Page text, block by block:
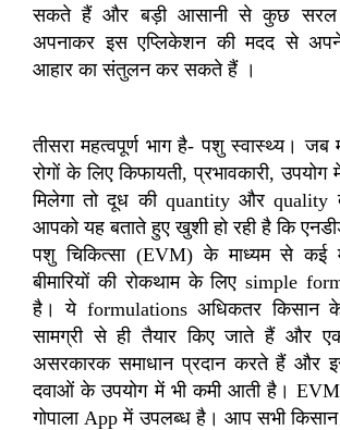
सकते हैं और बड़ी आसानी से कुछ सरल
अपनाकर इस एप्लिकेशन की मदद से
आहार का संतुलन कर सकते हैं ।
तीसरा महत्वपूर्ण भाग है-पशु स्वास्थ्य। जब
रोगों के लिए किफायती,प्रभावकारी,उपयोग
मिलेगा तो दूध की quantityऔरquality
आपको यह बताते हुए खुशी हो रही है कि
पशु चिकित्सा (EVM)के माध्यम से कई
बीमारियों की रोकथाम के लिएsimple
है। ये formulationsअधिकतर किसान
सामग्री से ही तैयार किए जाते हैं और
असरकारक समाधान प्रदान करते हैं और
दवाओं के उपयोग में भी कमी आती है।
गोपाला Appमें उपलब्ध है। आप सभी किसान